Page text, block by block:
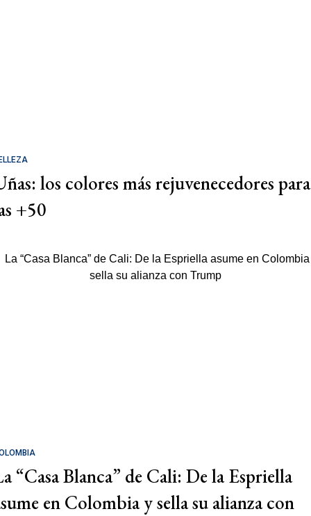
los colores más rejuvenecedores para
+50
“Casa Blanca” de Cali: De la Espriella
en Colombia y sella su alianza con